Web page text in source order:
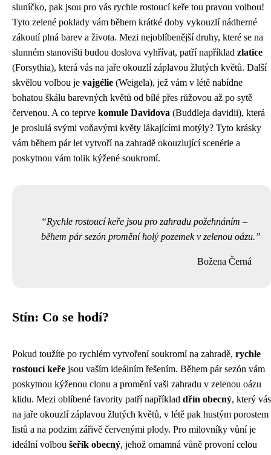
sluníčko, pak jsou pro vás rychle rostoucí keře tou pravou volbou!
Tyto zelené poklady vám během krátké doby vykouzlí nádherné
zákoutí plná barev a života. Mezi nejoblíbenější druhy, které se na
slunném stanovišti budou doslova vyhřívat, patří například zlatice
(Forsythia), která vás na jaře okouzlí záplavou žlutých květů. Další
skvělou volbou je vajgélie (Weigela), jež vám v létě nabídne
bohatou škálu barevných květů od bílé přes růžovou až po sytě
červenou. A co teprve komule Davidova (Buddleja davidii), která
je proslulá svými voňavými květy lákajícími motýly? Tyto krásky
vám během pár let vytvoří na zahradě okouzlující scenérie a
poskytnou vám tolik kýžené soukromí.
Rychle rostoucí keře jsou pro zahradu požehnáním –
během pár sezón promění holý pozemek v zelenou oázu.
Božena Černá
Stín: Co se hodí?
Pokud toužíte po rychlém vytvoření soukromí na zahradě, rychle
rostoucí keře jsou vaším ideálním řešením. Během pár sezón vám
poskytnou kýženou clonu a promění vaši zahradu v zelenou oázu
klidu. Mezi oblíbené favority patří například dřín obecný, který vás
na jaře okouzlí záplavou žlutých květů, v létě pak hustým porostem
listů a na podzim zářivě červenými plody. Pro milovníky vůní je
ideální volbou šeřík obecný, jehož omamná vůně provoní celou